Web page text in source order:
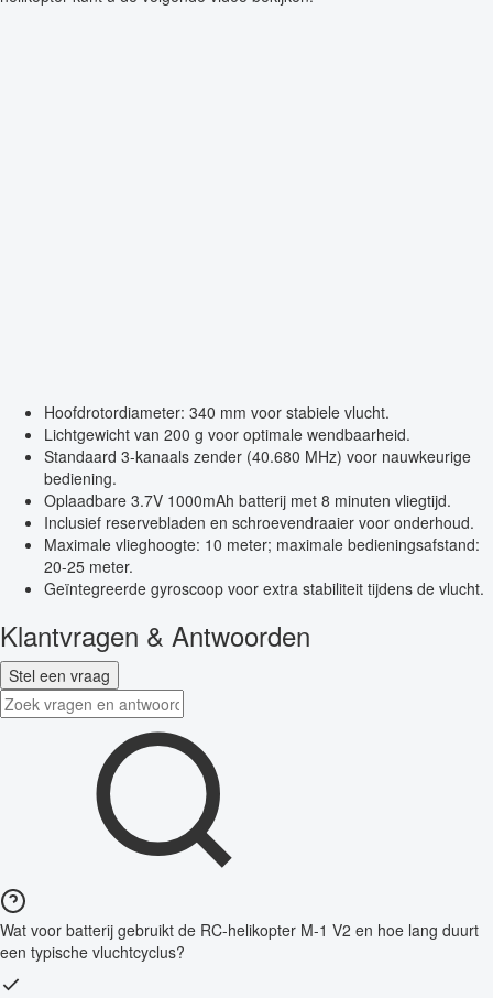
Hoofdrotordiameter: 340 mm voor stabiele vlucht.
Lichtgewicht van 200 g voor optimale wendbaarheid.
Standaard 3-kanaals zender (40.680 MHz) voor nauwkeurige
bediening.
Oplaadbare 3.7V 1000mAh batterij met 8 minuten vliegtijd.
Inclusief reservebladen en schroevendraaier voor onderhoud.
Maximale vlieghoogte: 10 meter; maximale bedieningsafstand:
20-25 meter.
Geïntegreerde gyroscoop voor extra stabiliteit tijdens de vlucht.
Klantvragen & Antwoorden
Stel een vraag
Wat voor batterij gebruikt de RC-helikopter M-1 V2 en hoe lang duurt
een typische vluchtcyclus?